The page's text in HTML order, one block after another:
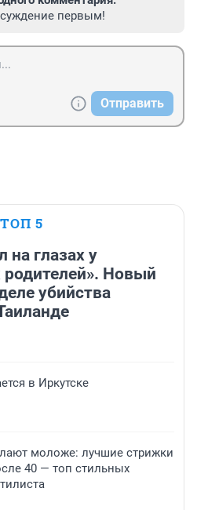
первым!
Отправить
ТОП 5
на глазах у
Новый
убийства
в Иркутске
моложе: лучшие стрижки
40 — топ стильных